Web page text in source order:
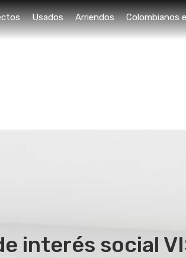
Usados Arriendos Colombianos
interés social